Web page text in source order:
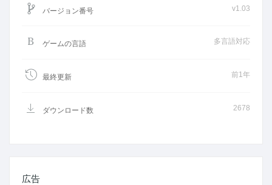
バージョン番号 v1.03
ゲームの言語 多言語対応
最終更新 前1年
ダウンロード数 2678
広告